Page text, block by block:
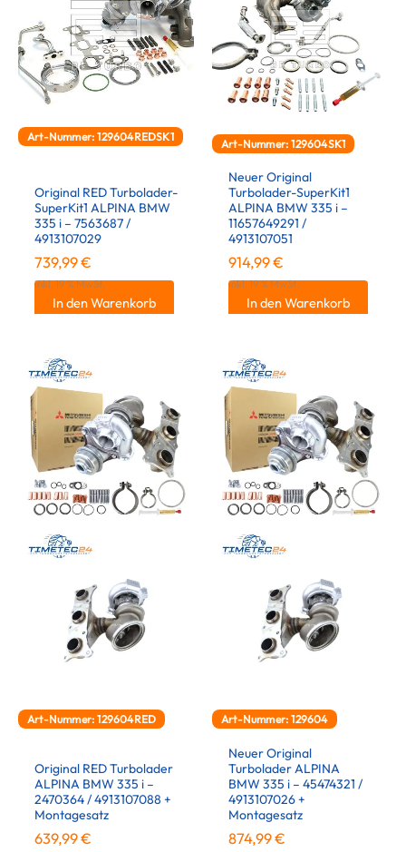
Art-Nummer: 129604REDSK1
Original RED Turbolader-
SuperKit1 ALPINA BMW
335 i – 7563687 /
4913107029
739,99€
inkl. 19 % MwSt.
In den Warenkorb
Art-Nummer: 129604SK1
Neuer Original
Turbolader-SuperKit1
ALPINA BMW 335 i –
11657649291 /
4913107051
914,99€
inkl. 19 % MwSt.
In den Warenkorb
Art-Nummer: 129604RED
Original RED Turbolader
ALPINA BMW 335 i –
2470364 / 4913107088 +
Montagesatz
639,99€
Art-Nummer: 129604
Neuer Original
Turbolader ALPINA
BMW 335 i – 45474321 /
4913107026 +
Montagesatz
874,99€